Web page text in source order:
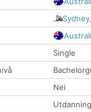
Sydney,
Single
Nei